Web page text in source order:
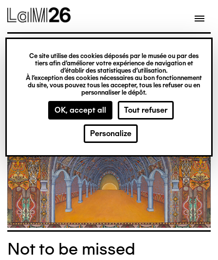
Gestion des cookies
Ce site utilise des cookies déposés par le musée ou par des
tiers afin d’améliorer votre expérience de navigation et
d’établir des statistiques d’utilisation.
À l’exception des cookies nécessaires au bon fonctionnement
du site, vous pouvez tous les accepter, tous les refuser ou en
personnaliser le dépôt.
OK, accept all Tout refuser
Personalize
Skip
main
content
exhibition
From 20 February 2026
to 31 December 2027
Obsession
Ticket office
Not to be missed